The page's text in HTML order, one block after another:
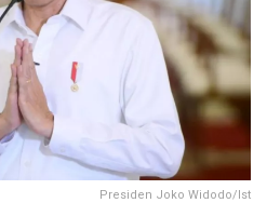
Presiden Joko Widodo/Ist